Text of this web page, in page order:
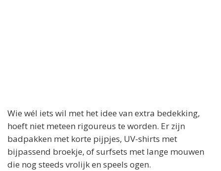
Wie wél iets wil met het idee van extra bedekking,
hoeft niet meteen rigoureus te worden. Er zijn
badpakken met korte pijpjes, UV-shirts met
bijpassend broekje, of surfsets met lange mouwen
die nog steeds vrolijk en speels ogen.